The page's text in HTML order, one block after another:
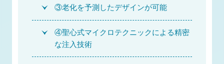
③老化を予測したデザインが可能
④聖心式マイクロテクニックによる精密
な注入技術